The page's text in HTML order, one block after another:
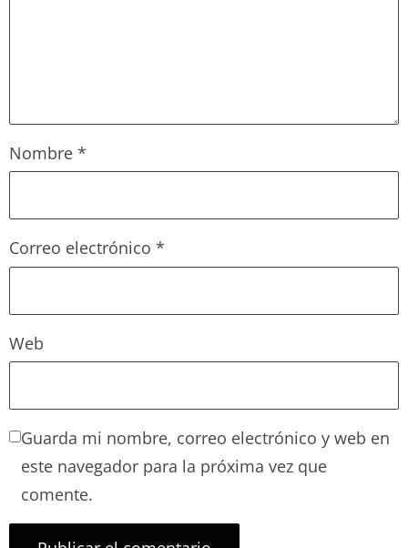
Nombre *
Correo electrónico *
Web
Guarda mi nombre, correo electrónico y web en
este navegador para la próxima vez que
comente.